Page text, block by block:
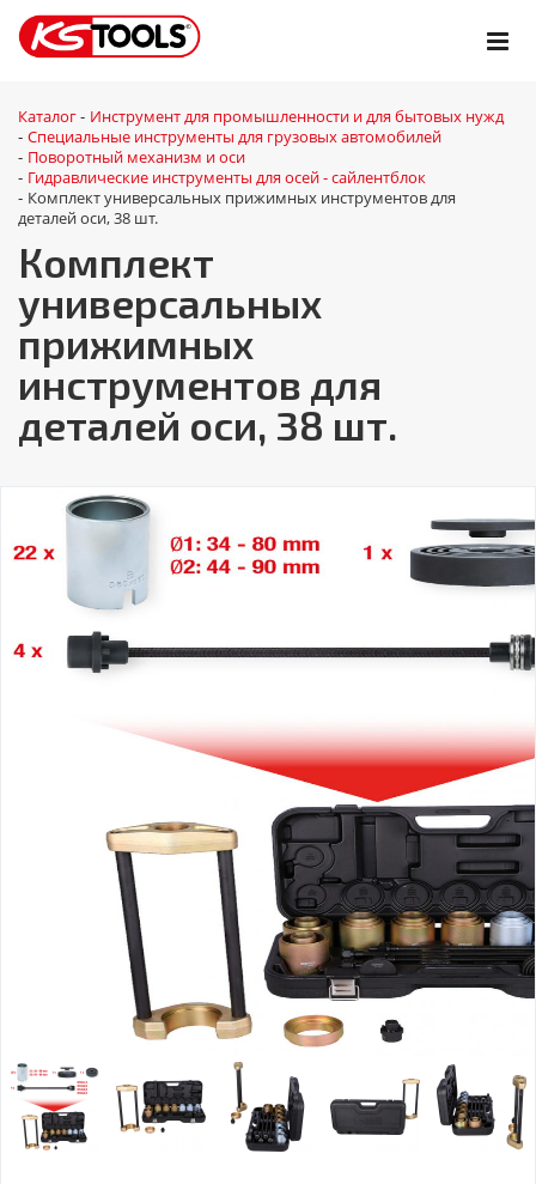
Каталог - Инструмент для промышленности и для бытовых нужд
- Специальные инструменты для грузовых автомобилей
- Поворотный механизм и оси
- Гидравлические инструменты для осей - сайлентблок
- Комплект универсальных прижимных инструментов для
деталей оси, 38 шт.
Комплект
универсальных
прижимных
инструментов для
деталей оси, 38 шт.